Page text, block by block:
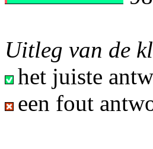
Uitleg van de
het juiste
een fout